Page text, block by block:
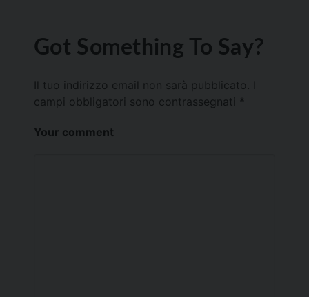
Got Something To Say?
Il tuo indirizzo email non sarà pubblicato.
campi obbligatori sono contrassegnati *
Your comment